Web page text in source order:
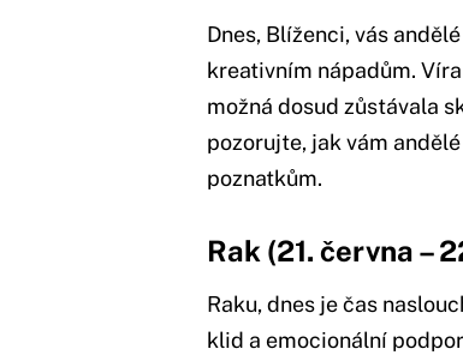
Dnes, Blíženci, vás
kreativním nápadům.
možná dosud zůstávala
pozorujte, jak vám
poznatkům.
Rak (21. června –
Raku, dnes je čas
klid a emocionální